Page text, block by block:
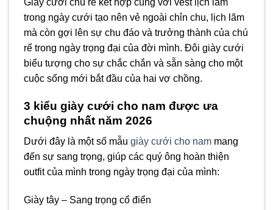
trong ngày cưới tạo nên vẻ ngoài chỉn chu, lịch lãm
mà còn gợi lên sự chu đáo và trưởng thành của chú
rể trong ngày trọng đại của đời mình. Đôi giày cưới
biểu tượng cho sự chắc chắn và sẵn sàng cho một
cuộc sống mới bắt đầu của hai vợ chồng.
3 kiểu giày cưới cho nam được ưa
chuộng nhất năm 2026
Dưới đây là một số mẫu giày cưới cho nam mang
đến sự sang trọng, giúp các quý ông hoàn thiện
outfit của mình trong ngày trọng đại của mình:
Giày tây – Sang trọng cổ điển